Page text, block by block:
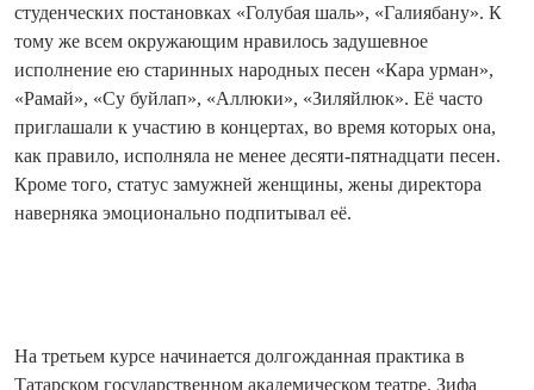
студенческих постановках «Голубая шаль», «Галиябану». К
тому же всем окружающим нравилось задушевное
исполнение ею старинных народных песен «Кара урман»,
«Рамай», «Су буйлап», «Аллюки», «Зиляйлюк». Её часто
приглашали к участию в концертах, во время которых она,
как правило, исполняла не менее десяти-пятнадцати песен.
Кроме того, статус замужней женщины, жены директора
наверняка эмоционально подпитывал её.
На третьем курсе начинается долгожданная практика в
Татарском государственном академическом театре. Зифа